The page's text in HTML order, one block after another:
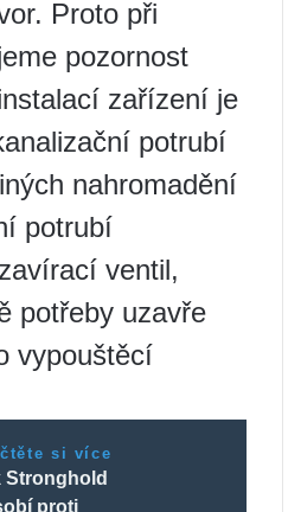
Proto při
pozornost
zařízení je
potrubí
nahromadění
potrubí
ventil,
potřeby uzavře
vypouštěcí
si více
Stronghold
proti